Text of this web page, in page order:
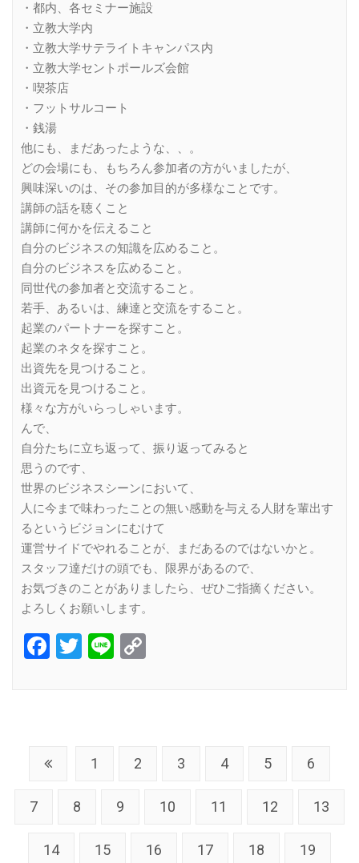
・都内、各セミナー施設
・立教大学内
・立教大学サテライトキャンパス内
・立教大学セントポールズ会館
・喫茶店
・フットサルコート
・銭湯
他にも、まだあったような、、。
どの会場にも、もちろん参加者の方がいましたが、
興味深いのは、その参加目的が多様なことです。
講師の話を聴くこと
講師に何かを伝えること
自分のビジネスの知識を広めること。
自分のビジネスを広めること。
同世代の参加者と交流すること。
若手、あるいは、練達と交流をすること。
起業のパートナーを探すこと。
起業のネタを探すこと。
出資先を見つけること。
出資元を見つけること。
様々な方がいらっしゃいます。
んで、
自分たちに立ち返って、振り返ってみると
思うのです、
世界のビジネスシーンにおいて、
人に今まで味わったことの無い感動を与える人財を輩出す
るというビジョンにむけて
運営サイドでやれることが、まだあるのではないかと。
スタッフ達だけの頭でも、限界があるので、
お気づきのことがありましたら、ぜひご指摘ください。
よろしくお願いします。
Facebook
Twitter
Line
1 2 3 4 5 6
7 8 9 10 11 12 13
14 15 16 17 18 19